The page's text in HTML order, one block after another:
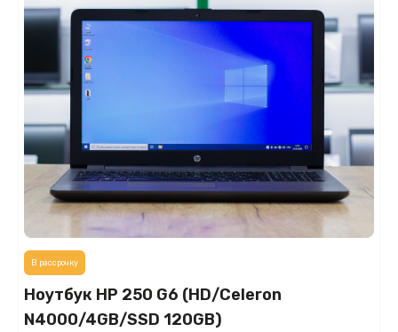
Ноутбук HP 250 G6 (HD/Celeron
N4000/4GB/SSD 120GB)
В рассрочку